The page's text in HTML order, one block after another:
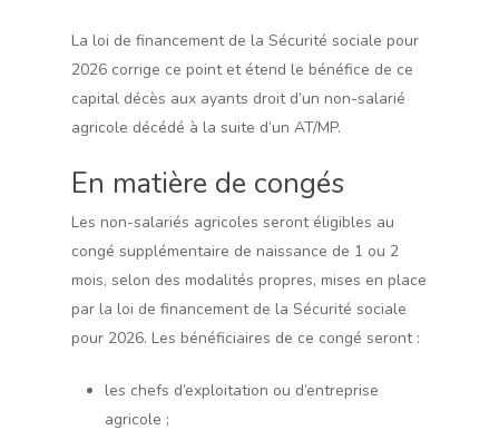
La loi de financement de la Sécurité sociale pour
2026 corrige ce point et étend le bénéfice de ce
capital décès aux ayants droit d’un non-salarié
agricole décédé à la suite d’un AT/MP.
En matière de congés
Les non-salariés agricoles seront éligibles au
congé supplémentaire de naissance de 1 ou 2
mois, selon des modalités propres, mises en place
par la loi de financement de la Sécurité sociale
pour 2026. Les bénéficiaires de ce congé seront :
les chefs d’exploitation ou d’entreprise
agricole ;